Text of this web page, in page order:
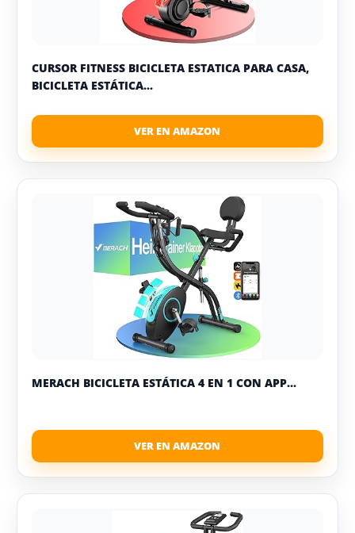
CURSOR FITNESS BICICLETA ESTATICA PARA CASA,
BICICLETA ESTÁTICA...
MERACH BICICLETA ESTÁTICA 4 EN 1 CON APP...